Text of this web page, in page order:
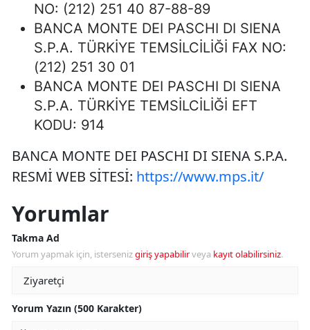
NO: (212) 251 40 87-88-89
BANCA MONTE DEI PASCHI DI SIENA
S.P.A. TÜRKİYE TEMSİLCİLİĞİ FAX NO:
(212) 251 30 01
BANCA MONTE DEI PASCHI DI SIENA
S.P.A. TÜRKİYE TEMSİLCİLİĞİ EFT
KODU: 914
BANCA MONTE DEI PASCHI DI SIENA S.P.A.
RESMİ WEB SİTESİ: https://www.mps.it/
Yorumlar
Takma Ad
Yorum yapmak için, istersenizgiriş yapabilirveya kayıt olabilirsiniz.
Yorum Yazın (500 Karakter)